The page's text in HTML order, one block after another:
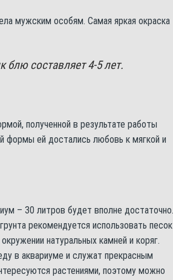
мужским особям. Самая яркая окраска
составляет 4-5 лет.
полученной в результате работы
формы ей достались любовь к мягкой и
– 30 литров будет вполне достаточно.
рекомендуется использовать песок
натуральных камней и коряг.
в аквариуме и служат прекрасным
растениями, поэтому можно